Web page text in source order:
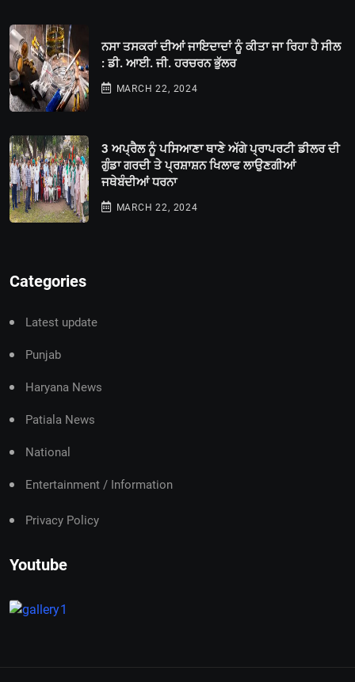
ਨਸਾ ਤਸਕਰਾਂ ਦੀਆਂ ਜਾਇਦਾਦਾਂ ਨੂੰ ਕੀਤਾ ਜਾ ਰਿਹਾ ਹੈ ਸੀਲ
: ਡੀ. ਆਈ. ਜੀ. ਹਰਚਰਨ ਭੁੱਲਰ
MARCH 22, 2024
3 ਅਪ੍ਰੈਲ ਨੂੰ ਪਸਿਆਣਾ ਥਾਣੇ ਅੱਗੇ ਪ੍ਰਾਪਰਟੀ ਡੀਲਰ ਦੀ
ਗੁੰਡਾ ਗਰਦੀ ਤੇ ਪ੍ਰਸ਼ਾਸ਼ਨ ਖਿਲਾਫ ਲਾਉਣਗੀਆਂ
ਜਥੇਬੰਦੀਆਂ ਧਰਨਾ
MARCH 22, 2024
Categories
Latest update
Punjab
Haryana News
Patiala News
National
Entertainment / Information
Privacy Policy
Youtube